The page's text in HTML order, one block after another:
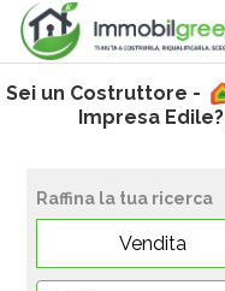
Sei un Costruttore -
Impresa Edile?
Raffina la tua ricerca
Vendita